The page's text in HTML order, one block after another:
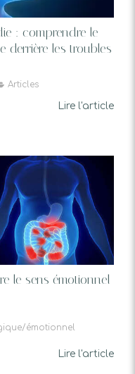
: comprendre le
derrière les troubles
Articles
Lire l'article
le sens émotionnel
émotionnel
Lire l'article